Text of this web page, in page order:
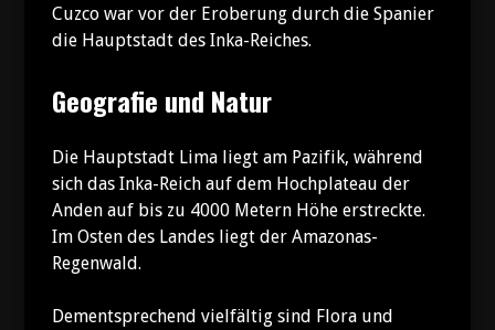
Cuzco war vor der Eroberung durch die Spanier
die Hauptstadt des Inka-Reiches.
Geografie und Natur
Die Hauptstadt Lima liegt am Pazifik, während
sich das Inka-Reich auf dem Hochplateau der
Anden auf bis zu 4000 Metern Höhe erstreckte.
Im Osten des Landes liegt der Amazonas-
Regenwald.
Dementsprechend vielfältig sind Flora und